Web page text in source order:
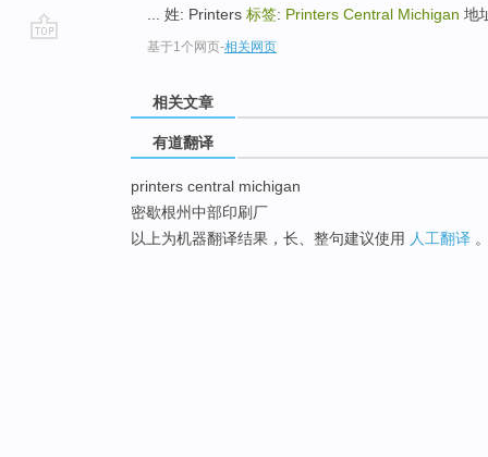
... 姓: Printers 标签: Printers Central Michigan 地
基于1个网页-相关网页
相关文章
有道翻译
printers central michigan
密歇根州中部印刷厂
以上为机器翻译结果，长、整句建议使用 人工翻译